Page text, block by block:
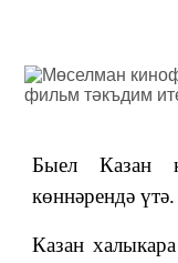
Быел Казан
көннәрендә үтә.
Казан